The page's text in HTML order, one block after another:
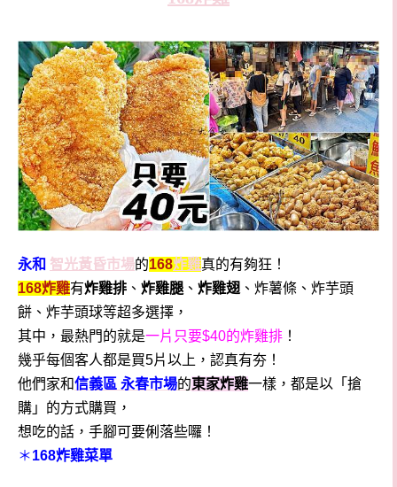
永和 智光黃昏市場的168炸雞真的有夠狂！
168炸雞有炸雞排 、 炸雞腿 、 炸雞翅 、炸薯條、炸芋頭
餅、炸芋頭球等超多選擇，
其中，最熱門的就是一片只要$40的炸雞排 ！
幾乎每個客人都是買5片以上，認真有夯！
他們家和信義區 永春市場的東家炸雞一樣，都是以「搶
購」的方式購買，
想吃的話，手腳可要俐落些囉！
＊168炸雞菜單